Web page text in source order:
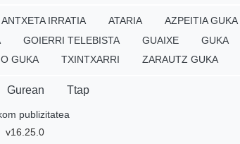
ANTXETA IRRATIA ATARIA AZPEITIA GUKA
GOIERRI TELEBISTA GUAIXE GUKA
GUKA TXINTXARRI ZARAUTZ GUKA
Gurean Ttap
publizitatea
v16.25.0